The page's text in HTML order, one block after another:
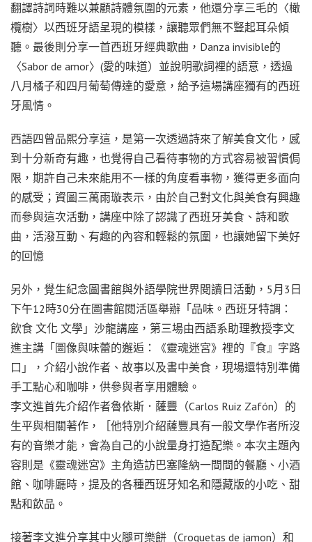
翻譯詩詞時難以兼顧詩體氛圍的元素，他還分享三毛的〈橄
欖樹〉以西班牙語呈現的模樣，讓聽眾們無不豎起耳朵傾
聽。最後則分享一首西班牙經典歌曲，Danza invisible的
〈Sabor de amor〉(愛的味道）並說明歌詞裡的語意，透過
八月橘子和四月葡萄傳達的愛意，給予這場講座獨有的西班
牙風情。
西語四曾品熙分享這，是第一次透過詩來了解美食文化，感
到十分新奇有趣，也覺得自己看待事物的方式容易被習慣侷
限，期許自己未來能用不一樣的角度看事物，獲得更多面向
的感受；資圖三萬雨璇表示，由於自己對文化與美食有興趣
而參與這次活動，講座中除了認識了西班牙美食、詩和歌
曲，活潑互動、有趣的內容和輕鬆的氛圍，也讓她留下美好
的回憶
另外，覺生紀念圖書館與外語學院世界閱讀日活動，5月3日
下午12時30分在圖書館閱活區舉辦「品味。西班牙特調：
飲食 文化 文學」沙龍講座，第三場由西語系助理教授李文
進主講「圖像與味蕾的邂逅：《靈魂迷宮》裡的『食』字路
口」，介紹小說作者、故事以及書中美食，現場還特別準備
手工點心和咖啡，供參與者享用體驗。
李文進首先介紹作者魯依斯．薩豐（Carlos Ruiz Zafón）的
生平與相關著作，［他特別介紹薩豐具有一般文學作者所沒
有的音樂才能，會為自己的小說量身打造配樂。本次主題內
容則是《靈魂迷宮》主角造訪巴塞隆納一間間的餐廳、小酒
館、咖啡廳時，提及的各種西班牙知名和隱藏版的小吃、甜
點和飲品。
接著李文進分享其中火腿可樂餅（Croquetas de jamon）和